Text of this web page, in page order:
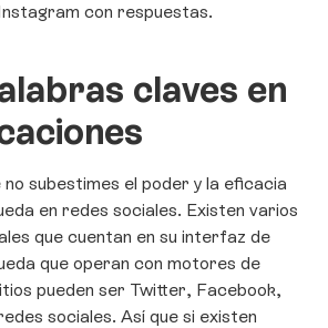
con respuestas.
claves en
subestimes el poder y la eficacia
en redes sociales. Existen varios
que cuentan en su interfaz de
que operan con motores de
pueden ser Twitter, Facebook,
sociales. Así que si existen